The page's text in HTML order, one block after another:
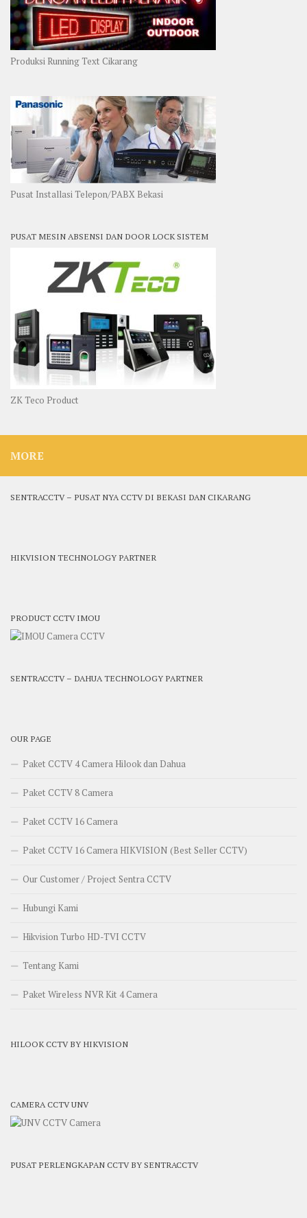
Produksi Running Text Cikarang
Pusat Installasi Telepon/PABX Bekasi
PUSAT MESIN ABSENSI DAN DOOR LOCK SISTEM
ZK Teco Product
MORE
SENTRACCTV – PUSAT NYA CCTV DI BEKASI DAN CIKARANG
HIKVISION TECHNOLOGY PARTNER
PRODUCT CCTV IMOU
SENTRACCTV – DAHUA TECHNOLOGY PARTNER
OUR PAGE
Paket CCTV 4 Camera Hilook dan Dahua
Paket CCTV 8 Camera
Paket CCTV 16 Camera
Paket CCTV 16 Camera HIKVISION (Best Seller CCTV)
Our Customer / Project Sentra CCTV
Hubungi Kami
Hikvision Turbo HD-TVI CCTV
Tentang Kami
Paket Wireless NVR Kit 4 Camera
HILOOK CCTV BY HIKVISION
CAMERA CCTV UNV
PUSAT PERLENGKAPAN CCTV BY SENTRACCTV